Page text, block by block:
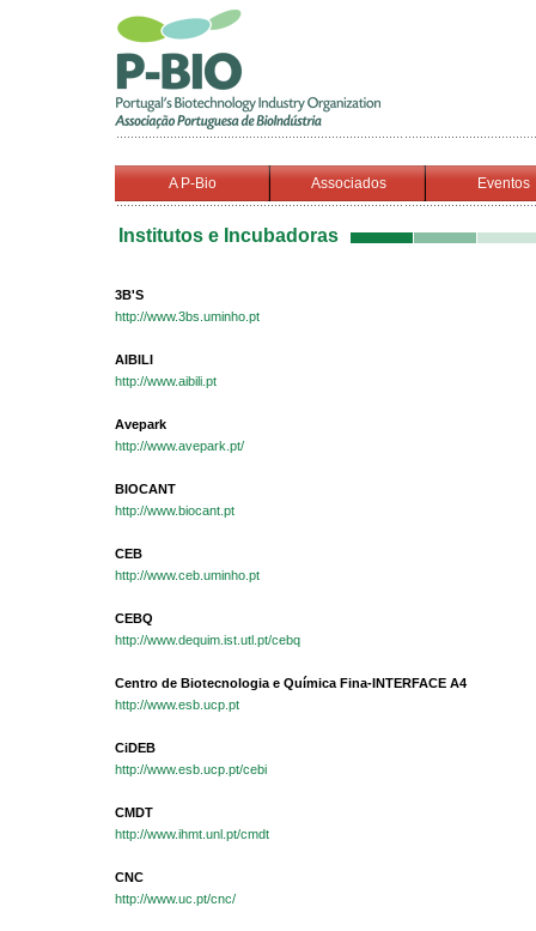
A P-Bio Associados Eventos
Institutos e Incubadoras
3B'S
http://www.3bs.uminho.pt
AIBILI
http://www.aibili.pt
Avepark
http://www.avepark.pt/
BIOCANT
http://www.biocant.pt
CEB
http://www.ceb.uminho.pt
CEBQ
http://www.dequim.ist.utl.pt/cebq
Centro de Biotecnologia e Química Fina-INTERFACE A4
http://www.esb.ucp.pt
CiDEB
http://www.esb.ucp.pt/cebi
CMDT
http://www.ihmt.unl.pt/cmdt
CNC
http://www.uc.pt/cnc/